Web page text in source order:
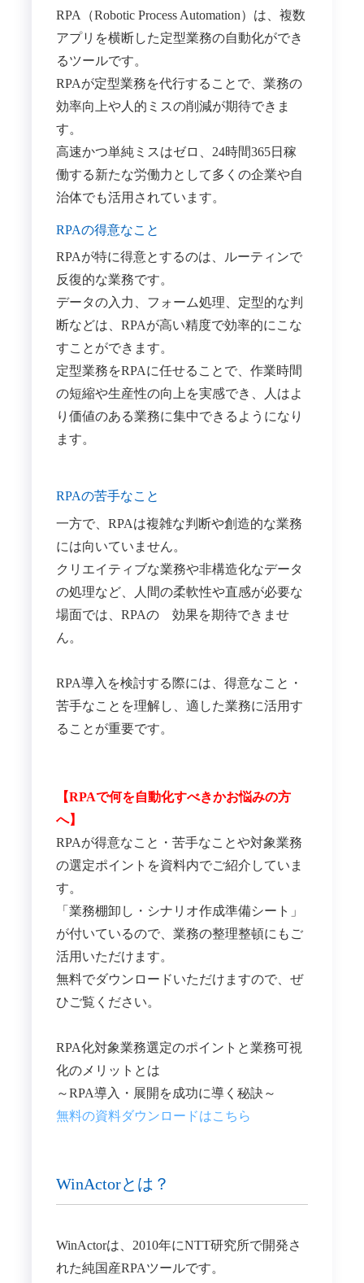
RPA（Robotic Process Automation）は、複数
アプリを横断した定型業務の自動化ができ
るツールです。
RPAが定型業務を代行することで、業務の
効率向上や人的ミスの削減が期待できま
す。
高速かつ単純ミスはゼロ、24時間365日稼
働する新たな労働力として多くの企業や自
治体でも活用されています。
RPAの得意なこと
RPAが特に得意とするのは、ルーティンで
反復的な業務です。
データの入力、フォーム処理、定型的な判
断などは、RPAが高い精度で効率的にこな
すことができます。
定型業務をRPAに任せることで、作業時間
の短縮や生産性の向上を実感でき、人はよ
り価値のある業務に集中できるようになり
ます。
RPAの苦手なこと
一方で、RPAは複雑な判断や創造的な業務
には向いていません。
クリエイティブな業務や非構造化なデータ
の処理など、人間の柔軟性や直感が必要な
場面では、RPAの 効果を期待できませ
ん。
RPA導入を検討する際には、得意なこと・
苦手なことを理解し、適した業務に活用す
ることが重要です。
【RPAで何を自動化すべきかお悩みの方
へ】
RPAが得意なこと・苦手なことや対象業務
の選定ポイントを資料内でご紹介していま
す。
「業務棚卸し・シナリオ作成準備シート」
が付いているので、業務の整理整頓にもご
活用いただけます。
無料でダウンロードいただけますので、ぜ
ひご覧ください。
RPA化対象業務選定のポイントと業務可視
化のメリットとは
～RPA導入・展開を成功に導く秘訣～
無料の資料ダウンロードはこちら
WinActorとは？
WinActorは、2010年にNTT研究所で開発さ
れた純国産RPAツールです。